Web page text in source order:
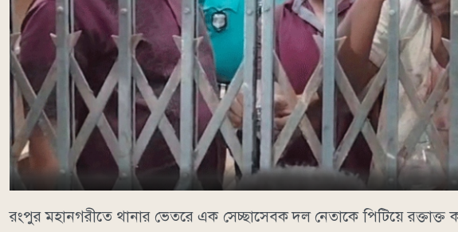
রংপুর মহানগরীতে থানার ভেতরে এক সেচ্ছাসেবক দল নেতাকে পিটিয়ে রক্তাক্ত